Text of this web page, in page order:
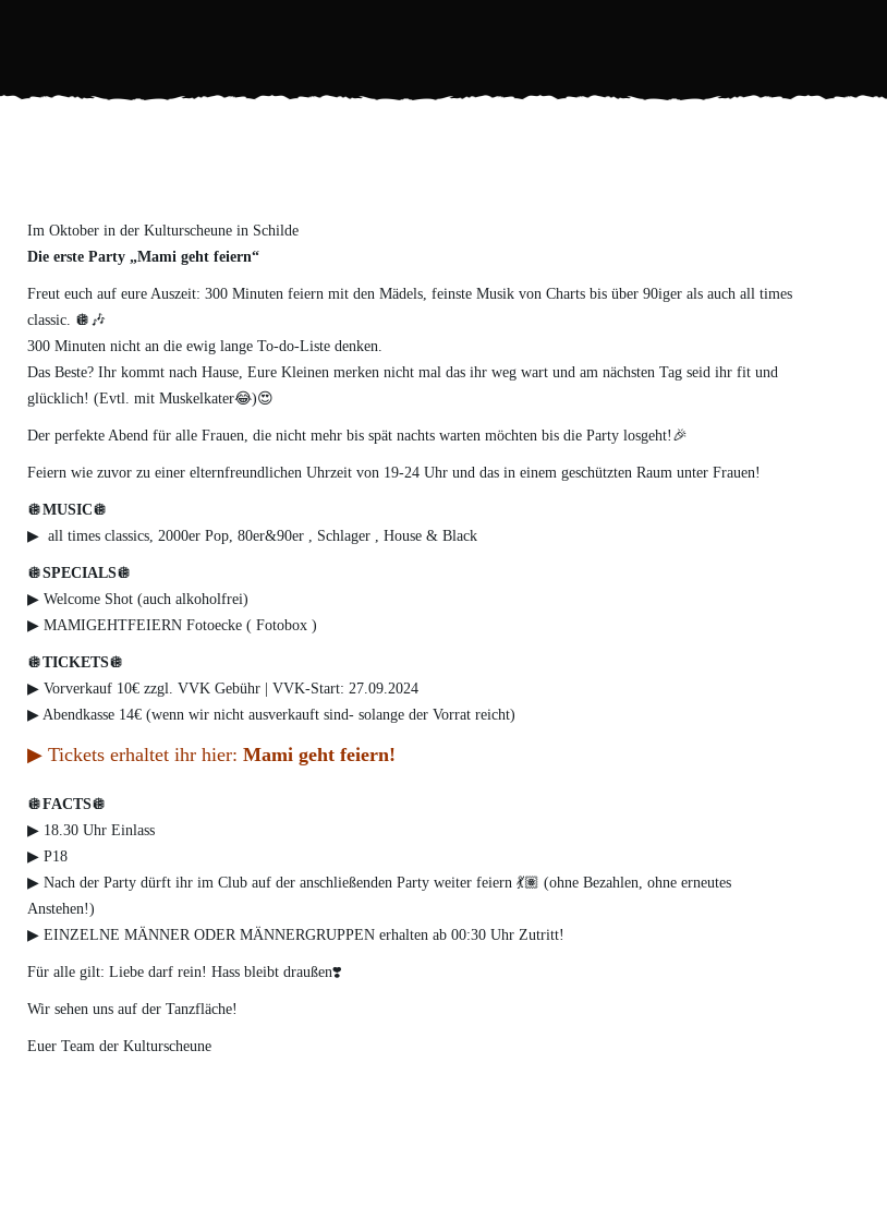
Im Oktober in der Kulturscheune in Schilde
Die erste Party „Mami geht feiern“
Freut euch auf eure Auszeit: 300 Minuten feiern mit den Mädels, feinste Musik von Charts bis über 90iger als auch all times
classic. 🪩🎶
300 Minuten nicht an die ewig lange To-do-Liste denken.
Das Beste? Ihr kommt nach Hause, Eure Kleinen merken nicht mal das ihr weg wart und am nächsten Tag seid ihr fit und
glücklich! (Evtl. mit Muskelkater😂)😍
Der perfekte Abend für alle Frauen, die nicht mehr bis spät nachts warten möchten bis die Party losgeht!🎉
Feiern wie zuvor zu einer elternfreundlichen Uhrzeit von 19-24 Uhr und das in einem geschützten Raum unter Frauen!
🪩MUSIC🪩
▶︎ all times classics, 2000er Pop, 80er&90er , Schlager , House & Black
🪩SPECIALS🪩
▶︎ Welcome Shot (auch alkoholfrei)
▶︎ MAMIGEHTFEIERN Fotoecke ( Fotobox )
🪩TICKETS🪩
▶︎ Vorverkauf 10€ zzgl. VVK Gebühr | VVK-Start: 27.09.2024
▶︎ Abendkasse 14€ (wenn wir nicht ausverkauft sind- solange der Vorrat reicht)
▶︎ Tickets erhaltet ihr hier: Mami geht feiern!
🪩FACTS🪩
▶︎ 18.30 Uhr Einlass
▶︎ P18
▶︎ Nach der Party dürft ihr im Club auf der anschließenden Party weiter feiern 💃🏽 (ohne Bezahlen, ohne erneutes
Anstehen!)
▶︎ EINZELNE MÄNNER ODER MÄNNERGRUPPEN erhalten ab 00:30 Uhr Zutritt!
Für alle gilt: Liebe darf rein! Hass bleibt draußen❣️
Wir sehen uns auf der Tanzfläche!
Euer Team der Kulturscheune